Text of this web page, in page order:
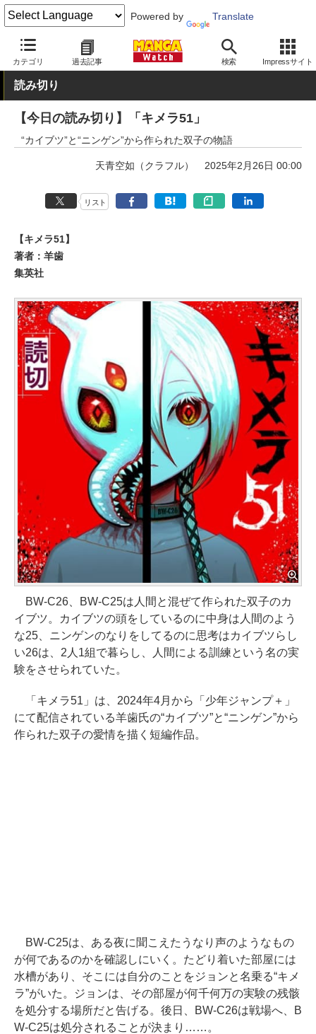
Powered by Translate
カテゴリ 過去記事 検索 Impressサイト
MANGA Watch 読切
読み切り
【今日の読み切り】「キメラ51」
“カイブツ”と“ニンゲン”から作られた双子の物語
天青空如（クラフル） 2025年2月26日 00:00
リスト
【キメラ51】
著者：羊歯
集英社
BW-C26、BW-C25は人間と混ぜて作られた双子のカ
イブツ。カイブツの頭をしているのに中身は人間のよう
な25、ニンゲンのなりをしてるのに思考はカイブツらし
い26は、2人1組で暮らし、人間による訓練という名の実
験をさせられていた。
「キメラ51」は、2024年4月から「少年ジャンプ＋」
にて配信されている羊歯氏の“カイブツ”と“ニンゲン”から
作られた双子の愛情を描く短編作品。
BW-C25は、ある夜に聞こえたうなり声のようなもの
が何であるのかを確認しにいく。たどり着いた部屋には
水槽があり、そこには自分のことをジョンと名乗る“キメ
ラ”がいた。ジョンは、その部屋が何千何万の実験の残骸
を処分する場所だと告げる。後日、BW-C26は戦場へ、B
W-C25は処分されることが決まり……。